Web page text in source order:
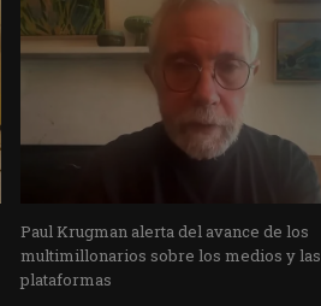
Paul Krugman alerta del avance de los
multimillonarios sobre los medios y las
plataformas